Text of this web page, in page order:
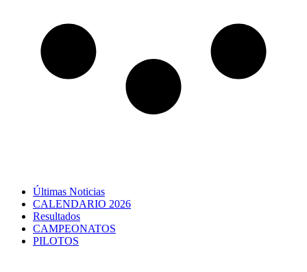
Últimas Noticias
CALENDARIO 2026
Resultados
CAMPEONATOS
PILOTOS